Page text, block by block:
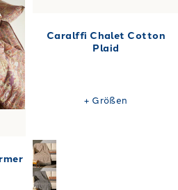
Caralffi Chalet Cotton
Plaid
+ Größen